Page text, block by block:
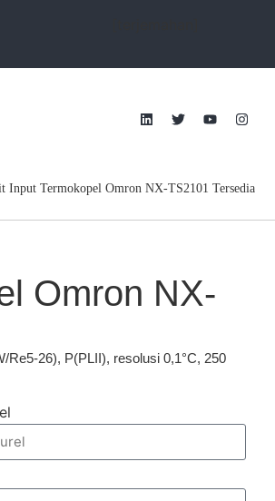
Input Termokopel Omron NX-TS2101 Tersedia
Omron NX-
Re5-26), P(PLII), resolusi 0,1°C, 250